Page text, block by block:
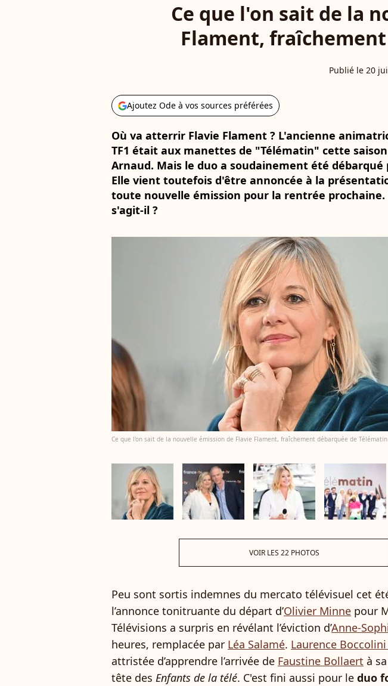
Ce que l'on sait de la
Flament,
Publié le 20
Ajoutez Ode à vos sources préférées
Où va atterrir Flavie Flament ? L'ancienne
TF1 était aux manettes de "Télématin" cette saison
Arnaud. Mais le duo a soudainement été débarqué
Elle vient toutefois d'être annoncée à la
toute nouvelle émission pour la rentrée prochaine.
s'agit-il ?
Ce que l'on sait de la nouvelle émission de Flavie Flament, fraîchement débarquée de Télématin
VOIR LES 22 PHOTOS
Peu sont sortis indemnes du mercato télévisuel cet
l’annonce tonitruante du départ d’Olivier Minne pour
Télévisions a surpris en révélant l’éviction d’Anne-
heures, remplacée par Léa Salamé. Laurence Boccolini
attristée d’apprendre l’arrivée de Faustine Bollaert à
tête des Enfants de la télé. C'est fini aussi pour le duo